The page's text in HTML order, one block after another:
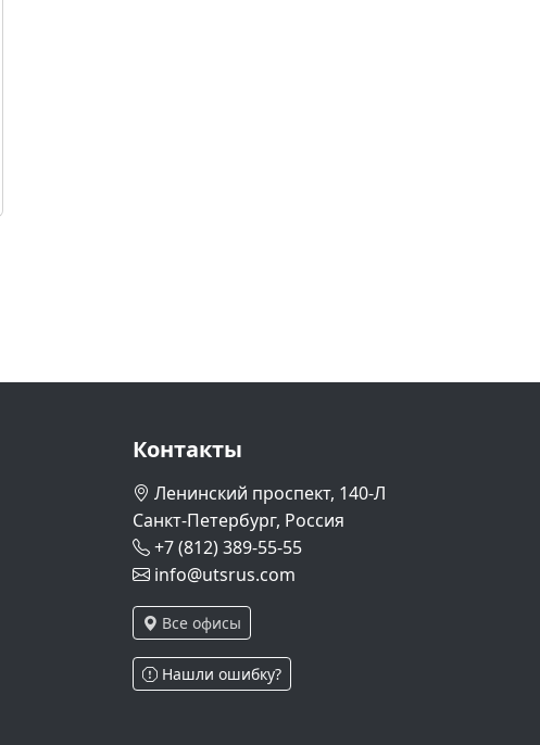
Контакты
Ленинский проспект, 140-Л
Санкт-Петербург, Россия
+7 (812) 389-55-55
info@utsrus.com
Все офисы
Нашли ошибку?